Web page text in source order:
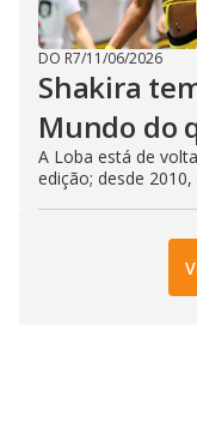
DO R7/11/06/2026
Shakira
Mundo do
A Loba está de
edição; desde